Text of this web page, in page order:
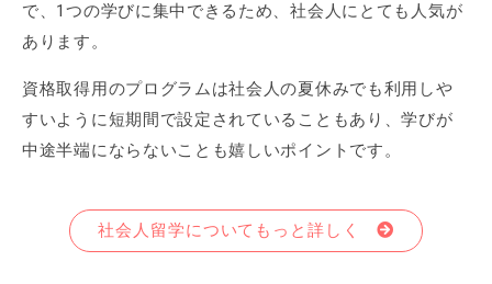
で、1つの学びに集中できるため、社会人にとても人気が
あります。
資格取得用のプログラムは社会人の夏休みでも利用しや
すいように短期間で設定されていることもあり、学びが
中途半端にならないことも嬉しいポイントです。
社会人留学についてもっと詳しく